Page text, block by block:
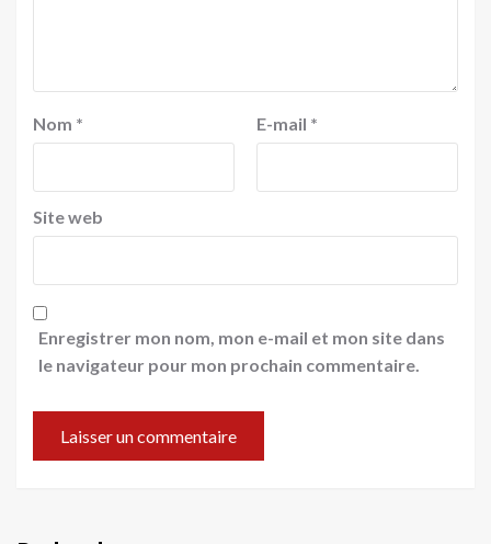
Nom * E-mail *
Site web
Enregistrer mon nom, mon e-mail et mon site dans
le navigateur pour mon prochain commentaire.